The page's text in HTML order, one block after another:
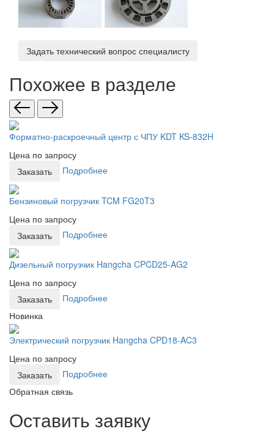
Задать технический вопрос специалисту
Похожее в разделе
Форматно-раскроечный центр с ЧПУ KDT KS-832H
Цена по запросу
Заказать
Подробнее
Бензиновый погрузчик TCM FG20T3
Цена по запросу
Заказать
Подробнее
Дизельный погрузчик Hangcha CPCD25-AG2
Цена по запросу
Заказать
Подробнее
Новинка
Электрический погрузчик Hangcha CPD18-AC3
Цена по запросу
Заказать
Подробнее
Обратная связь
Оставить заявку